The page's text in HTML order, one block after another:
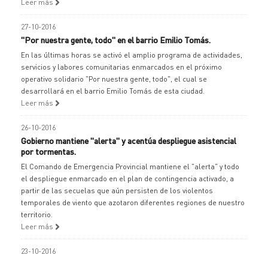
Leer más
27-10-2016
"Por nuestra gente, todo" en el barrio Emilio Tomás.
En las últimas horas se activó el amplio programa de actividades,
servicios y labores comunitarias enmarcados en el próximo
operativo solidario "Por nuestra gente, todo", el cual se
desarrollará en el barrio Emilio Tomás de esta ciudad.
Leer más
26-10-2016
Gobierno mantiene "alerta" y acentúa despliegue asistencial
por tormentas.
El Comando de Emergencia Provincial mantiene el "alerta" y todo
el despliegue enmarcado en el plan de contingencia activado, a
partir de las secuelas que aún persisten de los violentos
temporales de viento que azotaron diferentes regiones de nuestro
territorio.
Leer más
23-10-2016